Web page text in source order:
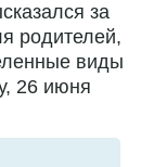
за
родителей,
виды
26 июня